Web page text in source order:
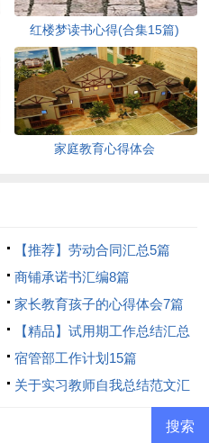
红楼梦读书心得(合集15篇)
家庭教育心得体会
【推荐】劳动合同汇总5篇
商铺承诺书汇编8篇
家长教育孩子的心得体会7篇
【精品】试用期工作总结汇总
七篇
宿管部工作计划15篇
关于实习教师自我总结范文汇